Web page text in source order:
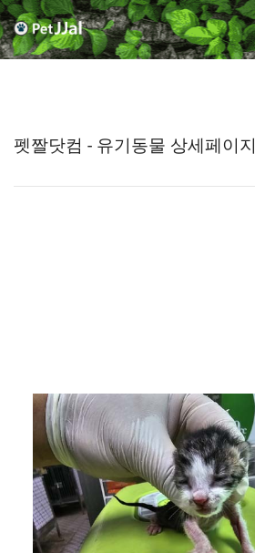
펫짤닷컴 - 유기동물 상세페이지